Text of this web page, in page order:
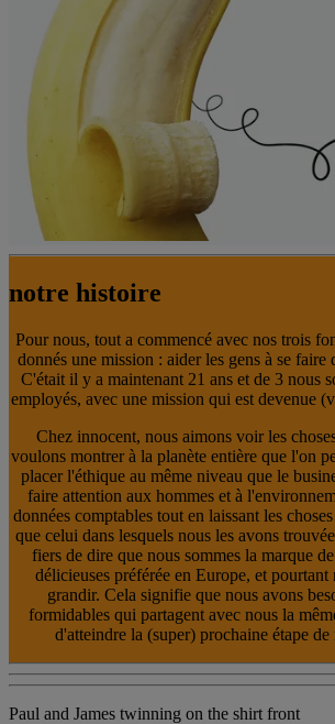
notre histoire
Pour nous, tout a commencé avec nos trois
donnés une mission : aider les gens à se faire
C'était il y a maintenant 21 ans et de 3 nous
employés, avec une mission qui est devenue
Chez innocent, nous aimons voir les
voulons montrer à la planète entière que l'on
placer l'éthique au même niveau que le
faire attention aux hommes et à
données comptables tout en laissant les
que celui dans lesquels nous les avons
fiers de dire que nous sommes la marque
délicieuses préférée en Europe, et pourtant
grandir. Cela signifie que nous avons
formidables qui partagent avec nous la
d'atteindre la (super) prochaine étape de
Paul and James twinning on the shirt front